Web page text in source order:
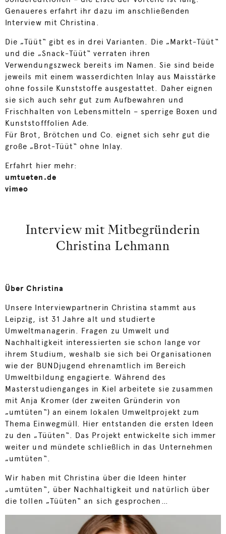
Genaueres erfahrt ihr dazu im anschließenden
Interview mit Christina.
Die „Tüüt“ gibt es in drei Varianten. Die „Markt-Tüüt“
und die „Snack-Tüüt“ verraten ihren
Verwendungszweck bereits im Namen. Sie sind beide
jeweils mit einem wasserdichten Inlay aus Maisstärke
ohne fossile Kunststoffe ausgestattet. Daher eignen
sie sich auch sehr gut zum Aufbewahren und
Frischhalten von Lebensmitteln – sperrige Boxen und
Kunststofffolien Ade.
Für Brot, Brötchen und Co. eignet sich sehr gut die
große „Brot-Tüüt“ ohne Inlay.
Erfahrt hier mehr:
umtueten.de
vimeo
Interview mit Mitbegründerin
Christina Lehmann
Über Christina
Unsere Interviewpartnerin Christina stammt aus
Leipzig, ist 31 Jahre alt und studierte
Umweltmanagerin. Fragen zu Umwelt und
Nachhaltigkeit interessierten sie schon lange vor
ihrem Studium, weshalb sie sich bei Organisationen
wie der BUNDjugend ehrenamtlich im Bereich
Umweltbildung engagierte. Während des
Masterstudienganges in Kiel arbeitete sie zusammen
mit Anja Kromer (der zweiten Gründerin von
„umtüten“) an einem lokalen Umweltprojekt zum
Thema Einwegmüll. Hier entstanden die ersten Ideen
zu den „Tüüten“. Das Projekt entwickelte sich immer
weiter und mündete schließlich in das Unternehmen
„umtüten“.
Wir haben mit Christina über die Ideen hinter
„umtüten“, über Nachhaltigkeit und natürlich über
die tollen „Tüüten“ an sich gesprochen…